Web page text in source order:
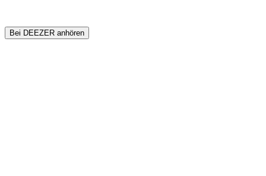
Bei DEEZER anhören